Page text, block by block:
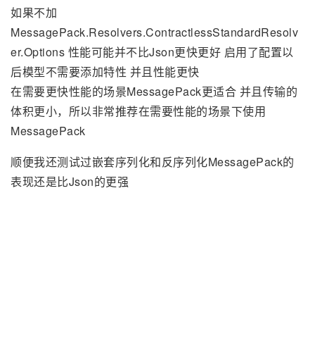
如果不加
MessagePack.Resolvers.ContractlessStandardResolv
er.Options 性能可能并不比Json更快更好 启用了配置以
后模型不需要添加特性 并且性能更快
在需要更快性能的场景MessagePack更适合 并且传输的
体积更小，所以非常推荐在需要性能的场景下使用
MessagePack
顺便我还测试过嵌套序列化和反序列化MessagePack的
表现还是比Json的更强